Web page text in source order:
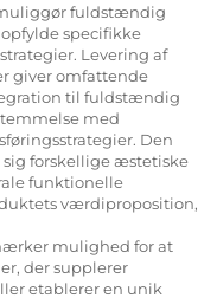
fuldstændig
specifikke
Levering af
giver omfattende
til fuldstændig
med
Den
forskellige æstetiske
funktionelle
værdiproposition,
mulighed for at
der supplerer
etablerer en unik